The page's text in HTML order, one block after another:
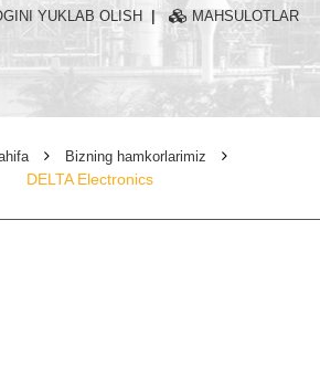
YUKLAB OLISH| MAHSULOTLAR
Bizning hamkorlarimiz
DELTA Electronics